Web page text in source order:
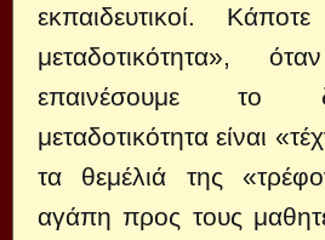
εκπαιδευτικοί.
μεταδοτικότητα»,
επαινέσουμε το
μεταδοτικότητα είναι
τα θεμέλιά της
αγάπη προς τους